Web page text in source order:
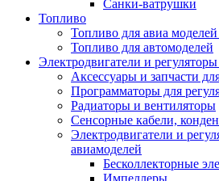
Санки-ватрушки
Топливо
Топливо для авиа моделей
Топливо для автомоделей
Электродвигатели и регуляторы
Аксессуары и запчасти
Программаторы для
Радиаторы и вентиляторы
Сенсорные кабели,
Электродвигатели и
авиамоделей
Бесколлекторные
Импеллеры